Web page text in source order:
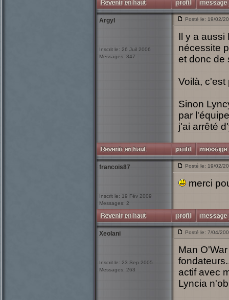
Argyl
Inscrit le: 26 Juil 2006
Messages: 347
Posté le: 19/02/
Il y a aussi
nécessite
et donc de
Voilà, c'est
Sinon
par
j'ai arrêté
francois87
Inscrit le: 19 Fév 2009
Messages: 2
Posté le: 19/02/
merci
Xeolani
Inscrit le: 23 Sep 2005
Messages: 263
Posté le: 7/04/
Man
actif avec
Lyncia